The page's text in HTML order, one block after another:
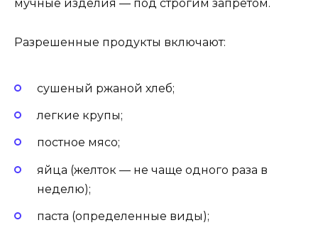
мучные изделия — под строгим запретом.
Разрешенные продукты включают:
сушеный ржаной хлеб;
легкие крупы;
постное мясо;
яйца (желток — не чаще одного раза в
неделю);
паста (определенные виды);